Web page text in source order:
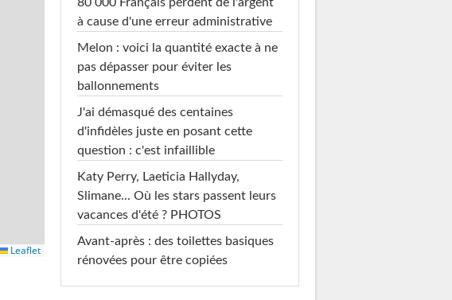
Leaflet
à cause d'une erreur administrative
Melon : voici la quantité exacte à ne
pas dépasser pour éviter les
ballonnements
J'ai démasqué des centaines
d'infidèles juste en posant cette
question : c'est infaillible
Katy Perry, Laeticia Hallyday,
Slimane... Où les stars passent leurs
vacances d'été ? PHOTOS
Avant-après : des toilettes basiques
rénovées pour être copiées